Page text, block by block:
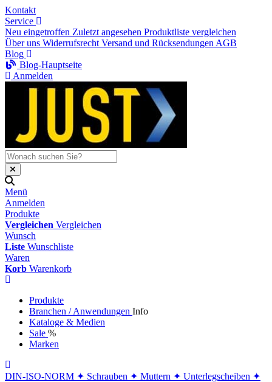
Kontakt
Service
Neu eingetroffen Zuletzt angesehen Produktliste vergleichen
Über uns Widerrufsrecht Versand und Rücksendungen AGB
Blog
Blog-Hauptseite
Anmelden
Menü
Anmelden
Produkte
Vergleichen Vergleichen
Wunsch
Liste Wunschliste
Waren
Korb Warenkorb
Produkte
Branchen / Anwendungen Info
Kataloge & Medien
Sale %
Marken
DIN-ISO-NORM ✦ Schrauben ✦ Muttern ✦ Unterlegscheiben ✦